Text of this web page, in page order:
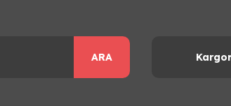
ARA